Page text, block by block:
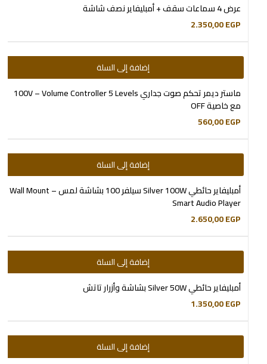
عرض 4 سماعات سقف + أمبليفاير نصف شاشة
2.350,00EGP
إضافة إلى السلة
ماستر ديمر تحكم صوت جداري 100V – Volume Controller 5 Levels
مع خاصية OFF
560,00EGP
إضافة إلى السلة
أمبليفاير حائطي Silver 100W سيلفر 100 بشاشة لمس – Wall Mount
Smart Audio Player
2.650,00EGP
إضافة إلى السلة
أمبليفاير حائطي Silver 50W بشاشة وأزرار تاتش
1.350,00EGP
إضافة إلى السلة